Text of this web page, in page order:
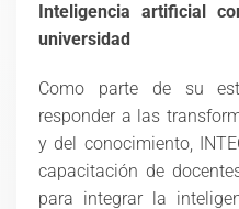
Inteligencia artificial
universidad
Como parte de su
responder a las
y del conocimiento,
capacitación de
para integrar la